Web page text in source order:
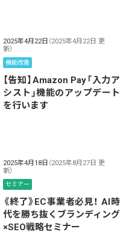
2025年4月22日 （2025年4月22日 更
新）
機能改善
【告知】Amazon Pay「入力ア
シスト」機能のアップデート
を行います
2025年4月18日 （2025年8月27日 更
新）
セミナー
《終了》EC事業者必見！ AI時
代を勝ち抜くブランディング
×SEO戦略セミナー